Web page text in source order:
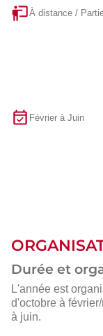
À distance /
Février à Juin
Durée et
L'année est
d'octobre à
à juin.